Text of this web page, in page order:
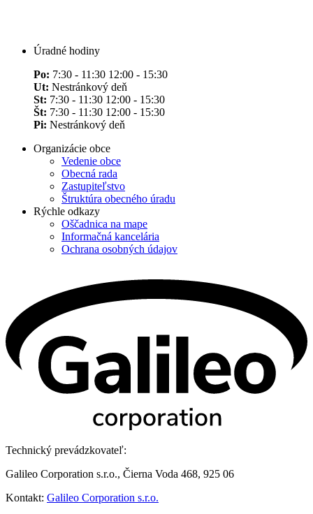
Úradné hodiny
Po: 7:30 - 11:30 12:00 - 15:30
Ut: Nestránkový deň
St: 7:30 - 11:30 12:00 - 15:30
Št: 7:30 - 11:30 12:00 - 15:30
Pi: Nestránkový deň
Organizácie obce
Vedenie obce
Obecná rada
Zastupiteľstvo
Štruktúra obecného úradu
Rýchle odkazy
Oščadnica na mape
Informačná kancelária
Ochrana osobných údajov
Technický prevádzkovateľ:
Galileo Corporation s.r.o., Čierna Voda 468, 925 06
Kontakt: Galileo Corporation s.r.o.